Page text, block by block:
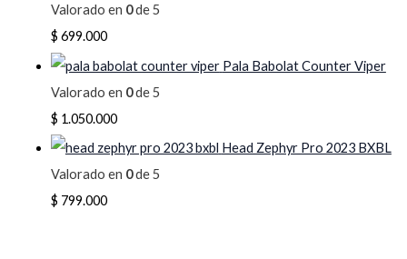
Valorado en 0de 5
$ 699.000
Pala Babolat Counter Viper
Valorado en 0de 5
$ 1.050.000
Head Zephyr Pro 2023 BXBL
Valorado en 0de 5
$ 799.000